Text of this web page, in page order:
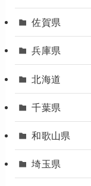
佐賀県
兵庫県
北海道
千葉県
和歌山県
埼玉県